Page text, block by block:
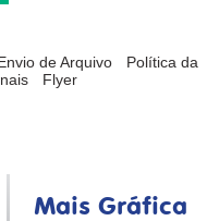
de Arquivo
Política da
Flyer
Mais Gráfica